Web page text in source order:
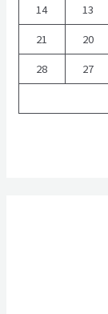
13
14
20
21
27
28